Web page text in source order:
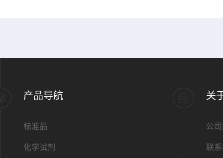
产品导航
标准品
化学试剂
关
公
联